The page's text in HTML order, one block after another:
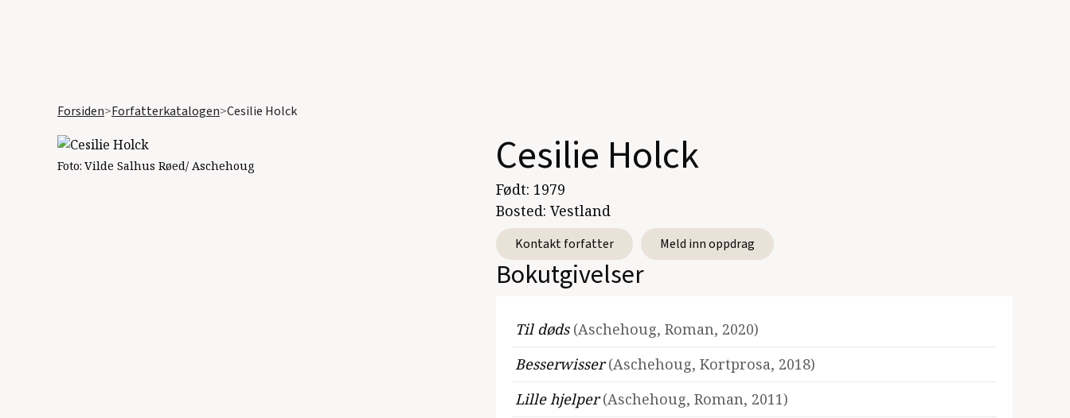
Forsiden>Forfatterkatalogen>Cesilie Holck
Foto: Vilde Salhus Røed/ Aschehoug Cesilie Holck
Født: 1979
Bosted: Vestland
Kontakt forfatter Meld inn oppdrag
Bokutgivelser
Til døds (Aschehoug, Roman, 2020)
Besserwisser(Aschehoug, Kortprosa, 2018)
Lille hjelper(Aschehoug, Roman, 2011)